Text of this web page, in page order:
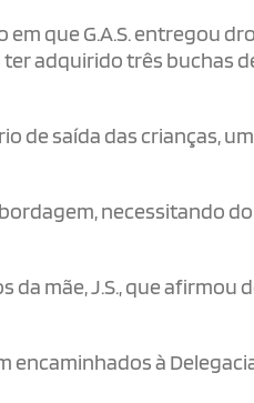
que G.A.S. entregou
adquirido três buchas
de saída das crianças,
necessitando
da mãe, J.S., que
encaminhados à